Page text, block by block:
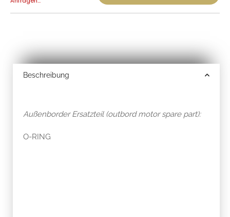
Beschreibung
Außenborder Ersatzteil (outbord motor spare part):
O-RING